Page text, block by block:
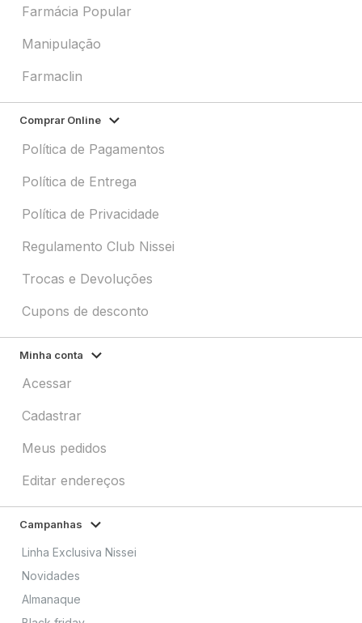
Farmácia Popular
Manipulação
Farmaclin
Comprar Online
Política de Pagamentos
Política de Entrega
Política de Privacidade
Regulamento Club Nissei
Trocas e Devoluções
Cupons de desconto
Minha conta
Acessar
Cadastrar
Meus pedidos
Editar endereços
Campanhas
Linha Exclusiva Nissei
Novidades
Almanaque